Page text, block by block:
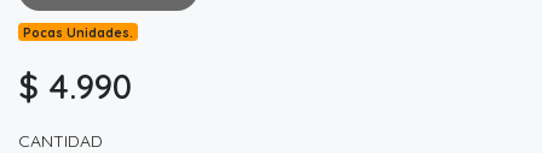
Pocas Unidades.
$ 4.990
CANTIDAD